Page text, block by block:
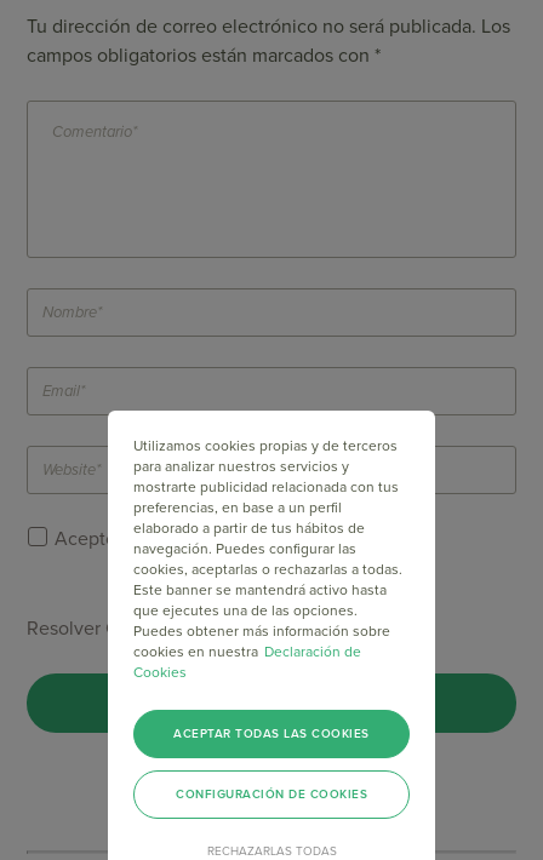
Tu dirección de correo electrónico no será publicada. Los
campos obligatorios están marcados con *
Acepto laPolítica de Privacidadde Doppler.
Resolver Captcha *
Utilizamos cookies propias y de terceros
para analizar nuestros servicios y
mostrarte publicidad relacionada con tus
preferencias, en base a un perfil
elaborado a partir de tus hábitos de
navegación. Puedes configurar las
cookies, aceptarlas o rechazarlas a todas.
Este banner se mantendrá activo hasta
que ejecutes una de las opciones.
Puedes obtener más información sobre
cookies en nuestra Declaración de
Cookies
RECHAZARLAS TODAS
ACEPTAR TODAS LAS COOKIES
CONFIGURACIÓN DE COOKIES